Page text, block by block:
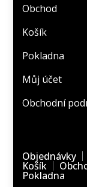
Obchod
Košík
Pokladna
Můj účet
Obchodní
Objednávky
Košík
Pokladna